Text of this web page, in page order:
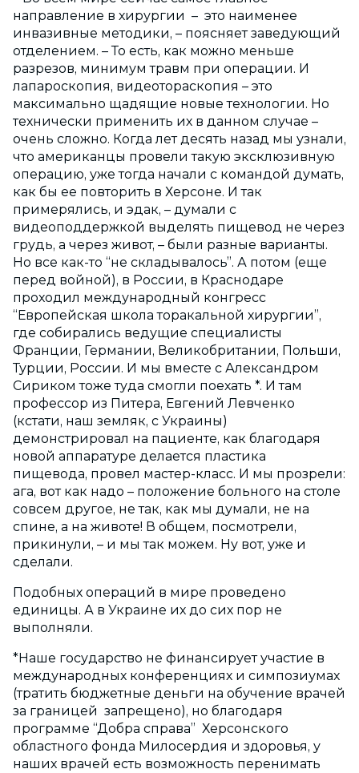
направление в хирургии – это наименее
инвазивные методики, – поясняет заведующий
отделением. – То есть, как можно меньше
разрезов, минимум травм при операции. И
лапароскопия, видеотораскопия – это
максимально щадящие новые технологии. Но
технически применить их в данном случае –
очень сложно. Когда лет десять назад мы узнали,
что американцы провели такую эксклюзивную
операцию, уже тогда начали с командой думать,
как бы ее повторить в Херсоне. И так
примерялись, и эдак, – думали с
видеоподдержкой выделять пищевод не через
грудь, а через живот, – были разные варианты.
Но все как-­то “не складывалось”. А потом (еще
перед войной), в России, в Краснодаре
проходил международный конгресс
“Европейская школа торакальной хирургии”,
где собирались ведущие специалисты
Франции, Германии, Великобритании, Польши,
Турции, России. И мы вместе с Александром
Сириком тоже туда смогли поехать *. И там
профессор из Питера, Евгений Левченко
(кстати, наш земляк, с Украины)
демонстрировал на пациенте, как благодаря
новой аппаратуре делается пластика
пищевода, провел мастер-­класс. И мы прозрели:
ага, вот как надо – положение больного на столе
совсем другое, не так, как мы думали, не на
спине, а на животе! В общем, посмотрели,
прикинули, – и мы так можем. Ну вот, уже и
сделали.
Подобных операций в мире проведено
единицы. А в Украине их до сих пор не
выполняли.
*Наше государство не финансирует участие в
международных конференциях и симпозиумах
(тратить бюджетные деньги на обучение врачей
за границей ­ запрещено), но благодаря
программе “Добра справа” Херсонского
областного фонда Милосердия и здоровья, у
наших врачей есть возможность перенимать